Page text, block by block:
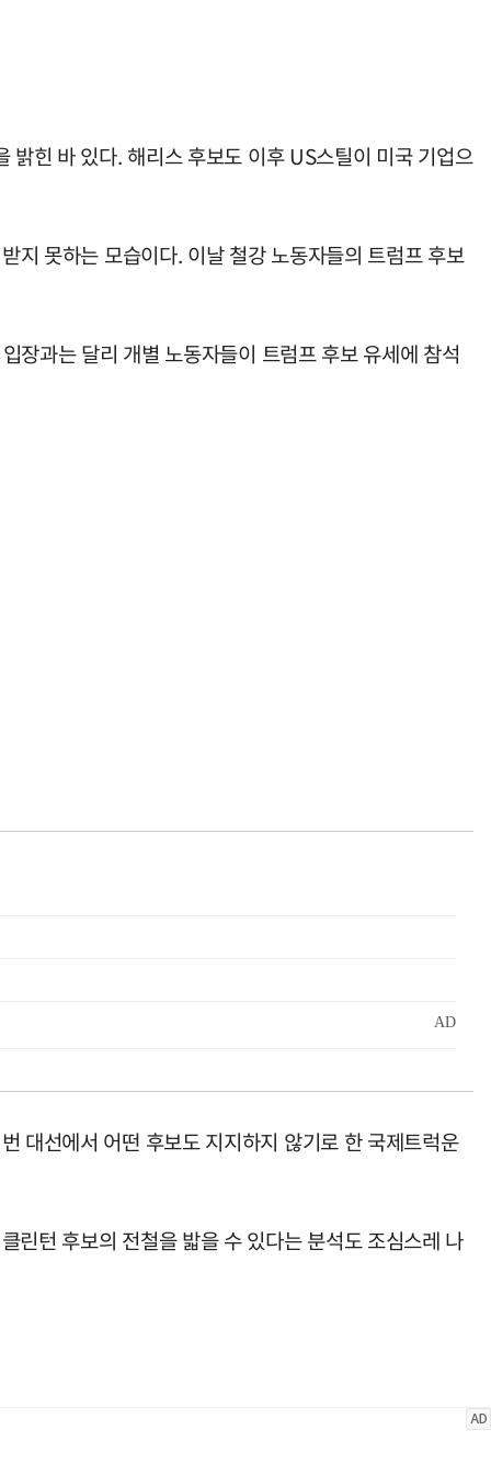
힌 바 있다. 해리스 후보도 이후 US스틸이 미국 기업으
지 못하는 모습이다. 이날 철강 노동자들의 트럼프 후보
장과는 달리 개별 노동자들이 트럼프 후보 유세에 참석
대선에서 어떤 후보도 지지하지 않기로 한 국제트럭운
린턴 후보의 전철을 밟을 수 있다는 분석도 조심스레 나